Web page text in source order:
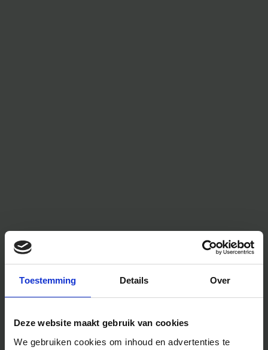
Toestemming Details Over
Deze website maakt gebruik van cookies
We gebruiken cookies om inhoud en advertenties te